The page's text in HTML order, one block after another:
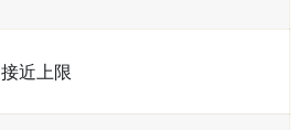
接近上限